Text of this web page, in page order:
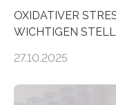
OXIDATIVER
WICHTIGEN
aus dem
im Journal
27.10.2025